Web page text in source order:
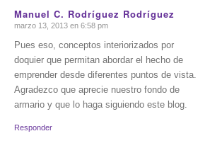
Manuel C. Rodríguez Rodríguez
Dice:
marzo 13, 2013 en 6:58 pm
Pues eso, conceptos interiorizados por
doquier que permitan abordar el hecho de
emprender desde diferentes puntos de vista.
Agradezco que aprecie nuestro fondo de
armario y que lo haga siguiendo este blog.
Responder